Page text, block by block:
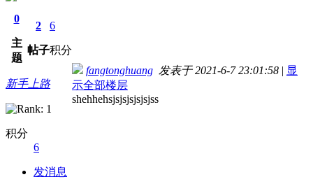
0
主
题
2
帖子
6
积分
新手上路
积分
6
发消息
fangtonghuang 发表于 2021-6-7 23:01:58 | 显
示全部楼层
shehhehsjsjsjsjsjsjss